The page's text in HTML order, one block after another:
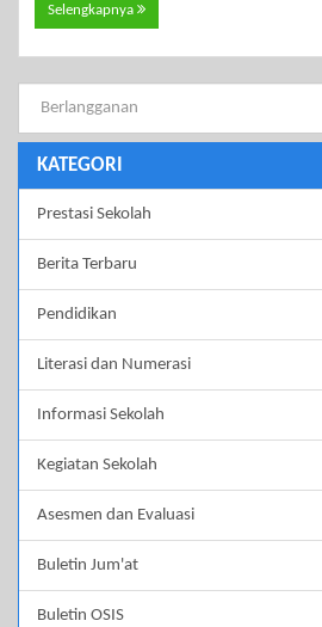
Selengkapnya
KATEGORI
Prestasi Sekolah
Berita Terbaru
Pendidikan
Literasi dan Numerasi
Informasi Sekolah
Kegiatan Sekolah
Asesmen dan Evaluasi
Buletin Jum'at
Buletin OSIS